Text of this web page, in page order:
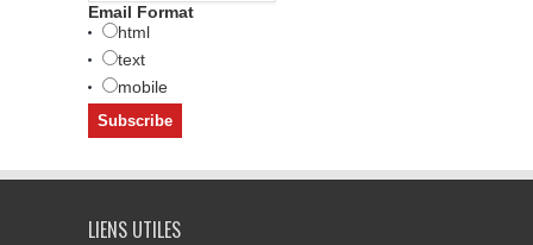
Email Format
html
text
mobile
LIENS UTILES